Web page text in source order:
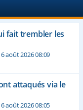
fait trembler les
août 2026 08:09
attaqués via le
août 2026 08:05